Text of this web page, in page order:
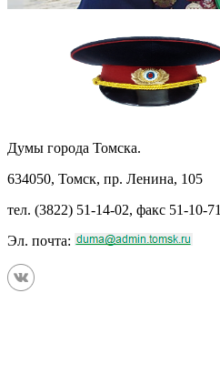
Думы города Томска.
634050, Томск, пр. Ленина, 105
тел. (3822) 51-14-02, факс 51-10-71
Эл. почта: